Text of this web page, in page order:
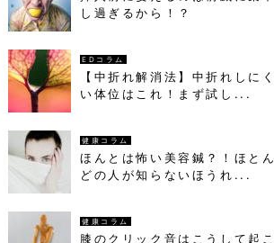
し過ぎるから！？
EDコラム
【中折れ解消法】中折れしにく
い体位はこれ！まず試し...
健康コラム
ほんとは怖い美容鍼？！ほとん
どの人が知らないほうれ...
健康コラム
膝のクリック音はこうして起こ